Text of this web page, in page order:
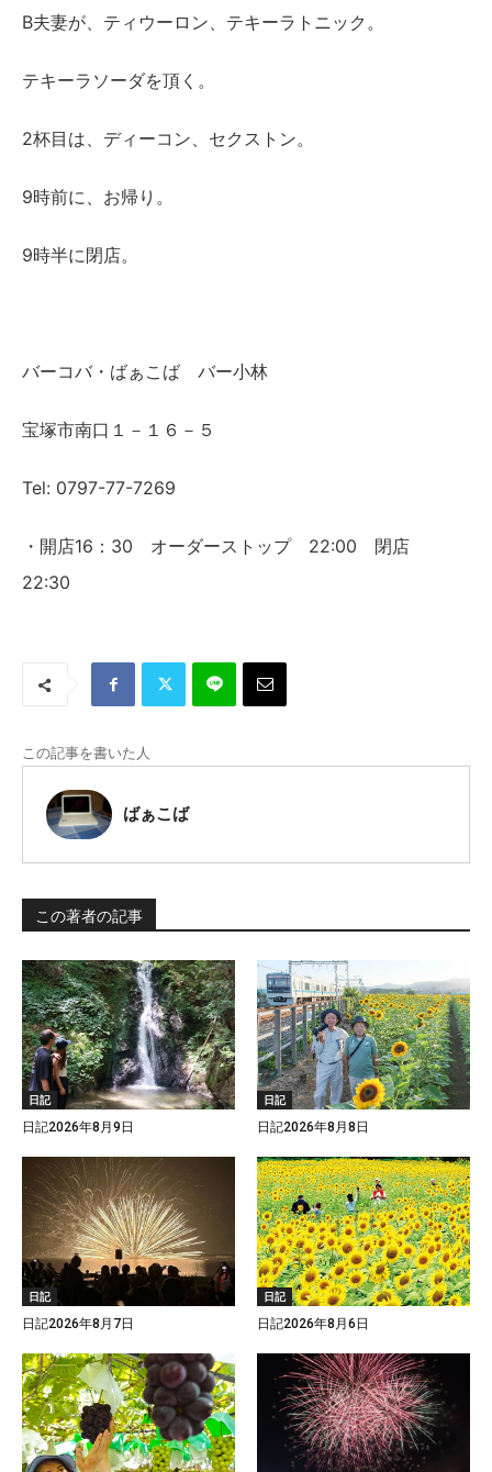
B夫妻が、ティウーロン、テキーラトニック。
テキーラソーダを頂く。
2杯目は、ディーコン、セクストン。
9時前に、お帰り。
9時半に閉店。
バーコバ・ばぁこば バー小林
宝塚市南口１－１６－５
Tel: 0797-77-7269
・開店16：30 オーダーストップ 22:00 閉店
22:30
この記事を書いた人
ばぁこば
この著者の記事
日記
日記2026年8月9日
日記
日記2026年8月8日
日記
日記2026年8月7日
日記
日記2026年8月6日